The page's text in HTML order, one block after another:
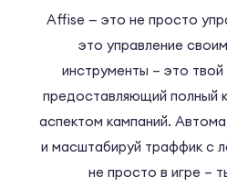
Affise — это не просто
это управление
инструменты – это
предоставляющий полный
аспектом кампаний.
и масштабируй траффик с
не просто в игре –